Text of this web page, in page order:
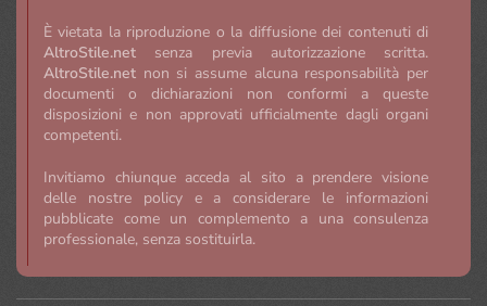
È vietata la riproduzione o la diffusione dei contenuti di
AltroStile.net senza previa autorizzazione scritta.
AltroStile.net non si assume alcuna responsabilità per
documenti o dichiarazioni non conformi a queste
disposizioni e non approvati ufficialmente dagli organi
competenti.
Invitiamo chiunque acceda al sito a prendere visione
delle nostre policy e a considerare le informazioni
pubblicate come un complemento a una consulenza
professionale, senza sostituirla.